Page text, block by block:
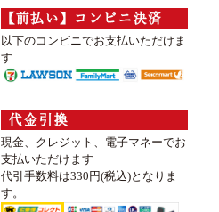
以下のコンビニでお支払いただけま
す
現金、クレジット、電子マネーでお
支払いただけます
代引手数料は330円(税込)となりま
す。